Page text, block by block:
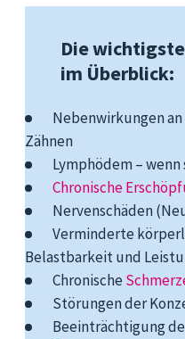
Die
im Überblick:
Nebenwirkungen
Zähnen
Lymphödem –
Chronische
Nervenschäden
Verminderte
Belastbarkeit und
Chronische
Störungen der
Beeinträchtigung